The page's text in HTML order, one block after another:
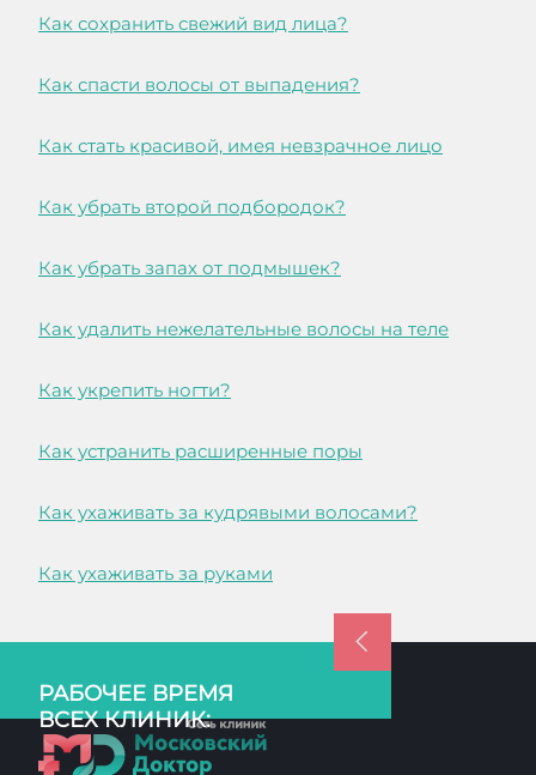
Как сохранить свежий вид лица?
Как спасти волосы от выпадения?
Как стать красивой, имея невзрачное лицо
Как убрать второй подбородок?
Как убрать запах от подмышек?
Как удалить нежелательные волосы на теле
Как укрепить ногти?
Как устранить расширенные поры
Как ухаживать за кудрявыми волосами?
Как ухаживать за руками
РАБОЧЕЕ ВРЕМЯ
ВСЕХ КЛИНИК: